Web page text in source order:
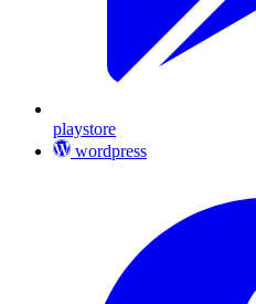
playstore
wordpress